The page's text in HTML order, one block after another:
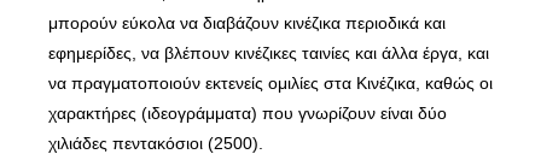
μπορούν εύκολα να διαβάζουν κινέζικα περιοδικά και
εφημερίδες, να βλέπουν κινέζικες ταινίες και άλλα έργα, και
να πραγματοποιούν εκτενείς ομιλίες στα Κινέζικα, καθώς οι
χαρακτήρες (ιδεογράμματα) που γνωρίζουν είναι δύο
χιλιάδες πεντακόσιοι (2500).